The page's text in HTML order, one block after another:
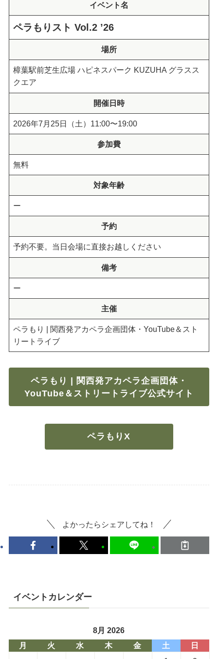
イベント名
ペラもりスト Vol.2 ’26
場所
樟葉駅前芝生広場 ハピネスパーク KUZUHA グラスス
クエア
開催日時
2026年7月25日（土）11:00〜19:00
参加費
無料
対象年齢
ー
予約
予約不要。当日会場に直接お越しください
備考
ー
主催
ペラもり | 関西発アカペラ企画団体・YouTube＆スト
リートライブ
ペラもり | 関西発アカペラ企画団体・
YouTube＆ストリートライブ公式サイト
ペラもりX
よかったらシェアしてね！
イベントカレンダー
8月 2026
月
火 水 木 金 土
日